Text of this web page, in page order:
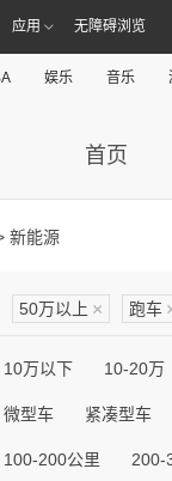
应用 无障碍浏览
娱乐 音乐
首页
新能源
50万以上 × 跑车
10万以下 10-20万
微型车 紧凑型车
100-200公里 200-